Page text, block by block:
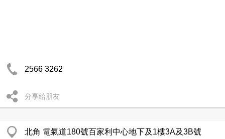
2566 3262
分享給朋友
北角 電氣道180號百家利中心地下及1樓3A及3B號